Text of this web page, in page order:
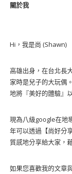
關於我
Hi，我是尚 (Shawn)
高雄出身，在台北長
家時是兒子的大玩偶
地將『美好的體驗』
現為八級google在地
年可以透過【尚好分
質感地分享給大家，
如果您喜歡我的文章